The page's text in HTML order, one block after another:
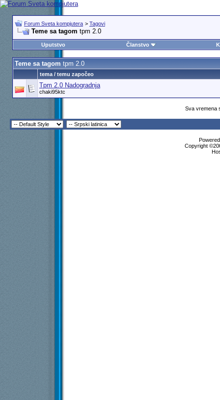
Forum Sveta kompjutera > Tagovi
Teme sa tagom tpm 2.0
Uputstvo Članstvo
Teme sa tagom tpm 2.0
tema / temu započeo
Tpm 2.0 Nadogradnja
chaki95ktc
Sva vremena
Copyright